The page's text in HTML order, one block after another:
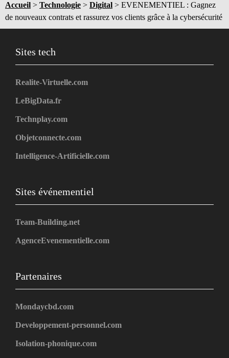
Accueil > Technologie > Digital > EVENEMENTIEL : Gagnez
de nouveaux contrats et rassurez vos clients grâce à la cybersécurité
Sites tech
Realite-Virtuelle.com
LeBigData.fr
Technplay.com
Objetconnecte.com
Intelligence-Artificielle.com
Sites événementiel
Team-Building.net
AgenceEvenementielle.com
Partenaires
Mondaycbd.com
Developpement-personnel.com
Isolation-phonique.com